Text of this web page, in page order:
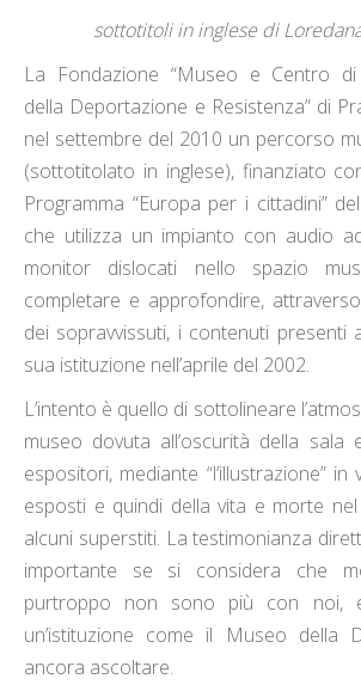
sottotitoli in inglese di
La Fondazione “Museo e Centro di
della Deportazione e Resistenza” di
nel settembre del 2010 un percorso
(sottotitolato in inglese), finanziato
Programma “Europa per i cittadini”
che utilizza un impianto con audio
monitor dislocati nello spazio
completare e approfondire,
dei sopravvissuti, i contenuti presenti
sua istituzione nell’aprile del 2002.
L’intento è quello di sottolineare
museo dovuta all’oscurità della sala
espositori, mediante “l’illustrazione”
esposti e quindi della vita e morte
alcuni superstiti. La testimonianza
importante se si considera che
purtroppo non sono più con noi,
un’istituzione come il Museo della
ancora ascoltare.